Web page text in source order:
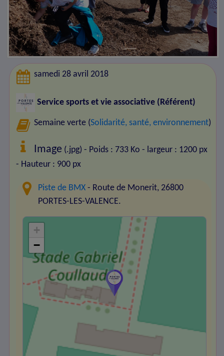
samedi 28 avril 2018
Service sports et vie associative (Référent)
Semaine verte (Solidarité, santé, environnement)
Image (.jpg) - Poids : 733 Ko - largeur : 1200 px
- Hauteur : 900 px
Piste de BMX - Route de Monerit, 26800
PORTES-LES-VALENCE.
+
−